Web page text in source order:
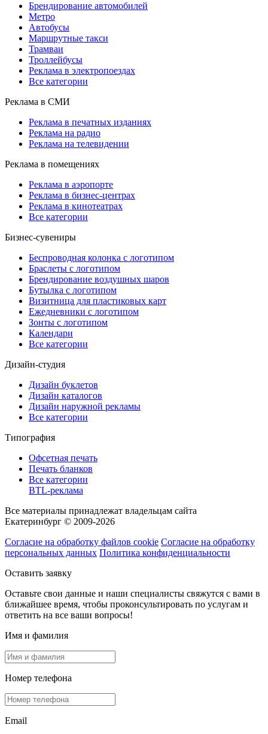
Брендирование автомобилей
Метро
Автобусы
Маршрутные такси
Трамваи
Троллейбусы
Реклама в электропоездах
Все категории
Реклама в СМИ
Реклама в печатных изданиях
Реклама на радио
Реклама на телевидении
Реклама в помещениях
Реклама в аэропорте
Реклама в бизнес-центрах
Реклама в кинотеатрах
Все категории
Бизнес-сувениры
Беспроводная колонка с логотипом
Браслеты с логотипом
Брендирование воздушных шаров
Бутылка с логотипом
Визитница для пластиковых карт
Ежедневники с логотипом
Зонты с логотипом
Календари
Все категории
Дизайн-студия
Дизайн буклетов
Дизайн каталогов
Дизайн наружной рекламы
Все категории
Типография
Офсетная печать
Печать бланков
Все категории
BTL-реклама
Все материалы принадлежат владельцам сайта
Екатеринбург © 2009-2026
Согласие на обработку файлов cookie Согласие на обработку
персональных данных Политика конфиденциальности
Оставить заявку
Оставьте свои данные и наши специалисты свяжутся с вами в
ближайшее время, чтобы проконсультировать по услугам и
ответить на все ваши вопросы!
Имя и фамилия
Номер телефона
Email